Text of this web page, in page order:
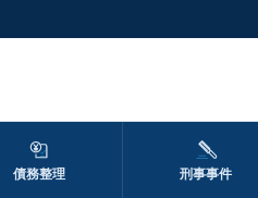
債務整理 刑事事件